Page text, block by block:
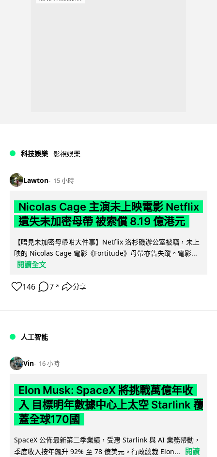
科技娛樂 影視娛樂
Lawton 15 小時
Nicolas Cage 主演未上映電影 Netflix
遺失未加密母帶 被索償 8.19 億港元
【唔見未加密母帶咁大件事】Netflix 洛杉磯辦公室被竊，未上
映的 Nicolas Cage 電影《Fortitude》母帶亦告失蹤。電影...
閱讀全文
146 7 ↗ 分享
人工智能
Vin 16 小時
Elon Musk: SpaceX 將挑戰萬億年收
入 目標明年數據中心上太空 Starlink 覆
蓋全球170國
SpaceX 公佈最新第二季業績，受惠 Starlink 與 AI 業務帶動，
季度收入按年飆升 92% 至 78 億美元。行政總裁 Elon...
閱讀